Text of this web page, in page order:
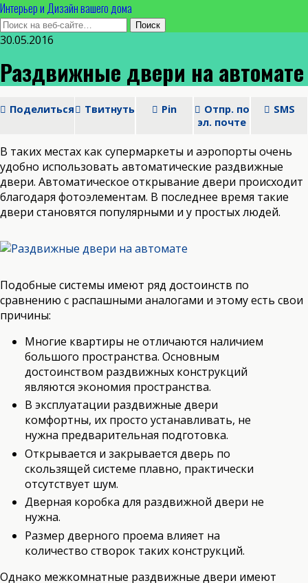
Интерьер и Дизайн вашего дома
30.05.2016
Раздвижные двери на автомате
Поделиться Твитнуть Pin
Отпр. по
эл. почте
SMS
В таких местах как супермаркеты и аэропорты очень
удобно использовать автоматические раздвижные
двери. Автоматическое открывание двери происходит
благодаря фотоэлементам. В последнее время такие
двери становятся популярными и у простых людей.
Подобные системы имеют ряд достоинств по
сравнению с распашными аналогами и этому есть свои
причины:
Многие квартиры не отличаются наличием
большого пространства. Основным
достоинством раздвижных конструкций
являются экономия пространства.
В эксплуатации раздвижные двери
комфортны, их просто устанавливать, не
нужна предварительная подготовка.
Открывается и закрывается дверь по
скользящей системе плавно, практически
отсутствует шум.
Дверная коробка для раздвижной двери не
нужна.
Размер дверного проема влияет на
количество створок таких конструкций.
Однако межкомнатные раздвижные двери имеют